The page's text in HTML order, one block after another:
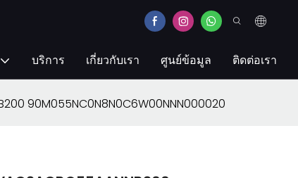
บริการ เกี่ยวกับเรา ศูนย์ข้อมูล ติดต่อเรา
90M055NC0N8N0C6W00NNN000020